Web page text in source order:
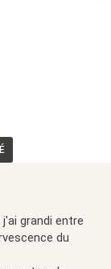
grandi entre
du